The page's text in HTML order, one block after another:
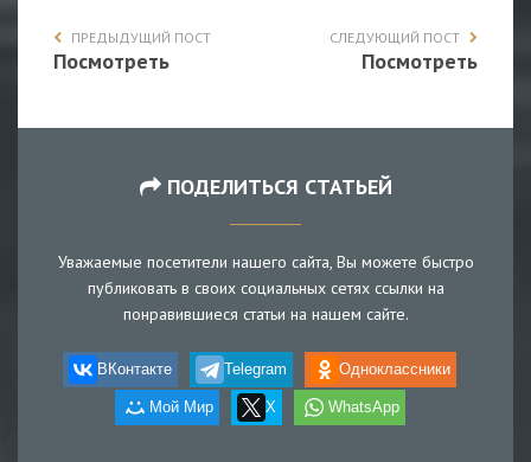
ПРЕДЫДУЩИЙ ПОСТ
Посмотреть
СЛЕДУЮЩИЙ ПОСТ
Посмотреть
ПОДЕЛИТЬСЯ СТАТЬЕЙ
Уважаемые посетители нашего сайта, Вы можете быстро
публиковать в своих социальных сетях ссылки на
понравившиеся статьи на нашем сайте.
ВКонтакте Telegram Одноклассники
Мой Мир X WhatsApp